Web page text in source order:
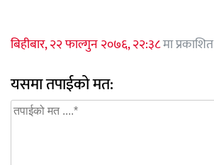
बिहीबार, २२ फाल्गुन २०७६, २२:३८मा प्रकाशित
यसमा तपाईको मत: